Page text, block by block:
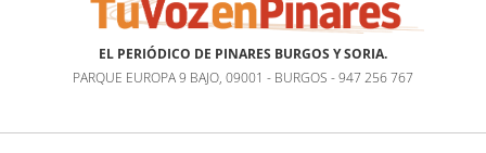
EL PERIÓDICO DE PINARES BURGOS Y SORIA.
PARQUE EUROPA 9 BAJO, 09001 - BURGOS - 947 256 767